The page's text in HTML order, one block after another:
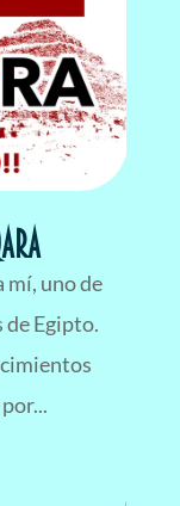
mí, uno de
Egipto.